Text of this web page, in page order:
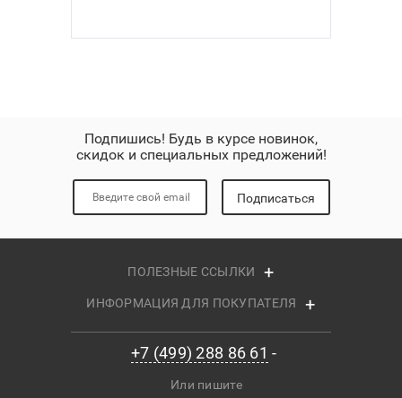
Подпишись! Будь в курсе новинок,
скидок и специальных предложений!
Подписаться
ПОЛЕЗНЫЕ ССЫЛКИ
ИНФОРМАЦИЯ ДЛЯ ПОКУПАТЕЛЯ
+7 (499) 288 86 61
Или пишите